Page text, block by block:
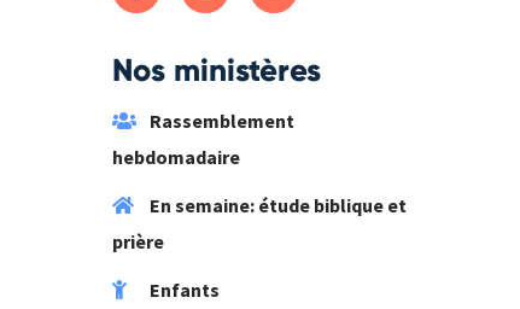
Nos ministères
Rassemblement
hebdomadaire
En semaine: étude biblique et
prière
Enfants